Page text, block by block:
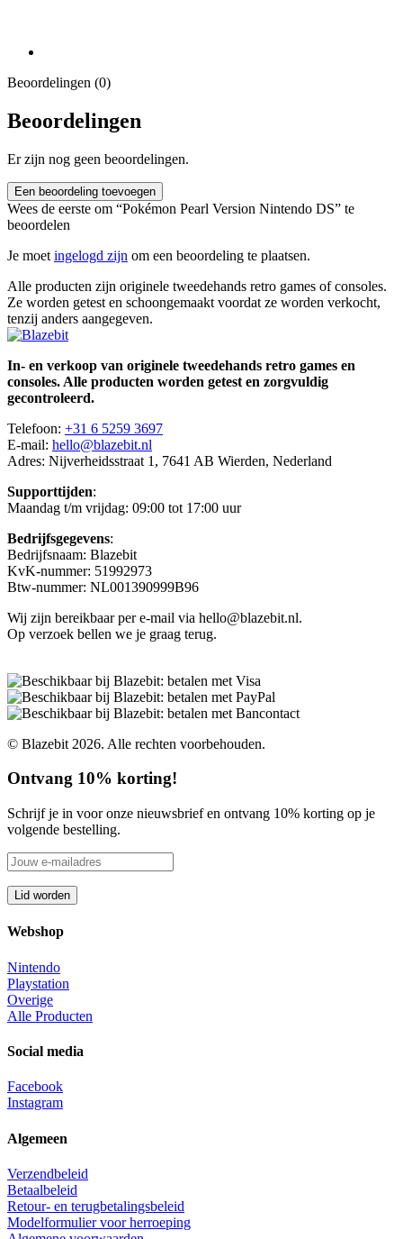
Beoordelingen (0)
Beoordelingen
Er zijn nog geen beoordelingen.
Een beoordeling toevoegen
Wees de eerste om “Pokémon Pearl Version Nintendo DS” te
beoordelen
Je moet ingelogd zijn om een beoordeling te plaatsen.
Alle producten zijn originele tweedehands retro games of consoles.
Ze worden getest en schoongemaakt voordat ze worden verkocht,
tenzij anders aangegeven.
In- en verkoop van originele tweedehands retro games en
consoles. Alle producten worden getest en zorgvuldig
gecontroleerd.
Telefoon: +31 6 5259 3697
E-mail: hello@blazebit.nl
Adres: Nijverheidsstraat 1, 7641 AB Wierden, Nederland
Supporttijden:
Maandag t/m vrijdag: 09:00 tot 17:00 uur
Bedrijfsgegevens:
Bedrijfsnaam: Blazebit
KvK-nummer: 51992973
Btw-nummer: NL001390999B96
Wij zijn bereikbaar per e-mail via hello@blazebit.nl.
Op verzoek bellen we je graag terug.
© Blazebit 2026. Alle rechten voorbehouden.
Ontvang 10% korting!
Schrijf je in voor onze nieuwsbrief en ontvang 10% korting op je
volgende bestelling.
Webshop
Nintendo
Playstation
Overige
Alle Producten
Social media
Facebook
Instagram
Algemeen
Verzendbeleid
Betaalbeleid
Retour- en terugbetalingsbeleid
Modelformulier voor herroeping